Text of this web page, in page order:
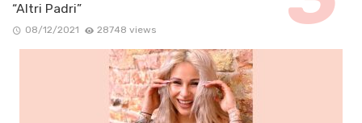
“Altri Padri”
08/12/2021 28748 views